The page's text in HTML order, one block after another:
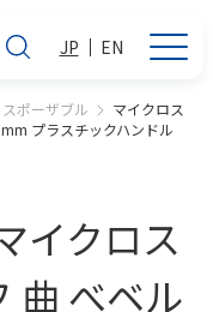
JP EN
スポーザブル
マイクロス
プラスチックハンドル
イクロス
曲 べベル